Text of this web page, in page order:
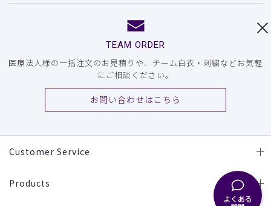
よくある
TEAM ORDER
医療法人様の一括注文のお見積りや、チーム白衣・刺繍などお気軽
にご相談ください。
お問い合わせはこちら
Customer Service
Products